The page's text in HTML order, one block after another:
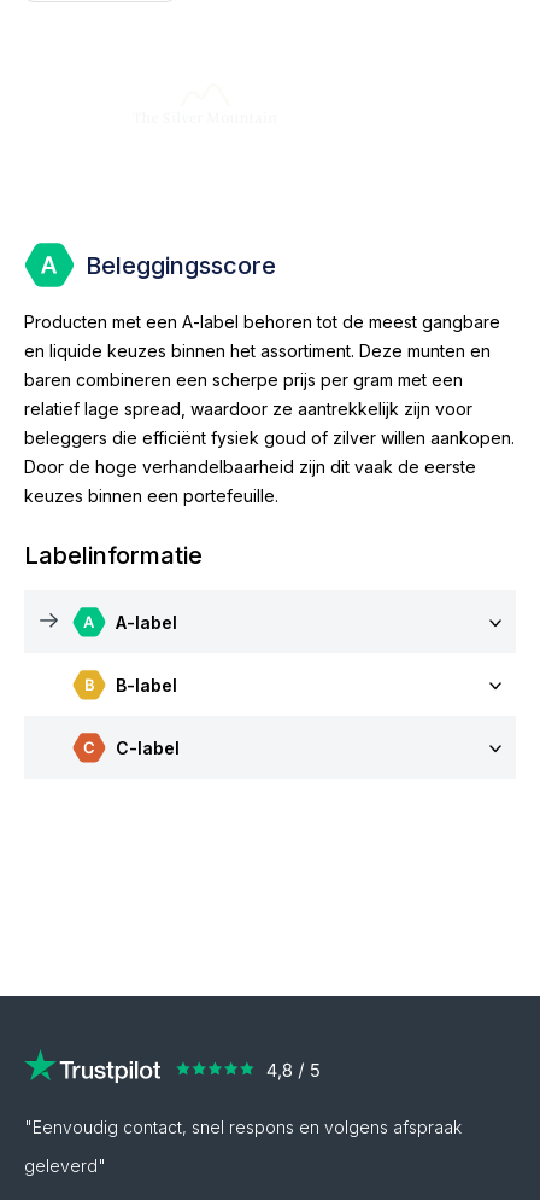
Beleggingsscore
Producten met een A-label behoren tot de meest gangbare
en liquide keuzes binnen het assortiment. Deze munten en
baren combineren een scherpe prijs per gram met een
relatief lage spread, waardoor ze aantrekkelijk zijn voor
beleggers die efficiënt fysiek goud of zilver willen aankopen.
Door de hoge verhandelbaarheid zijn dit vaak de eerste
keuzes binnen een portefeuille.
Labelinformatie
A-label
B-label
C-label
"Eenvoudig contact, snel respons en volgens afspraak
geleverd"